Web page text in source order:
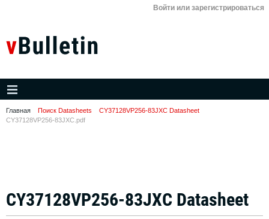
Войти или зарегистрироваться
Главная Поиск Datasheets
CY37128VP256-83JXC Datasheet
CY37128VP256-83JXC.pdf
CY37128VP256-83JXC Datasheet